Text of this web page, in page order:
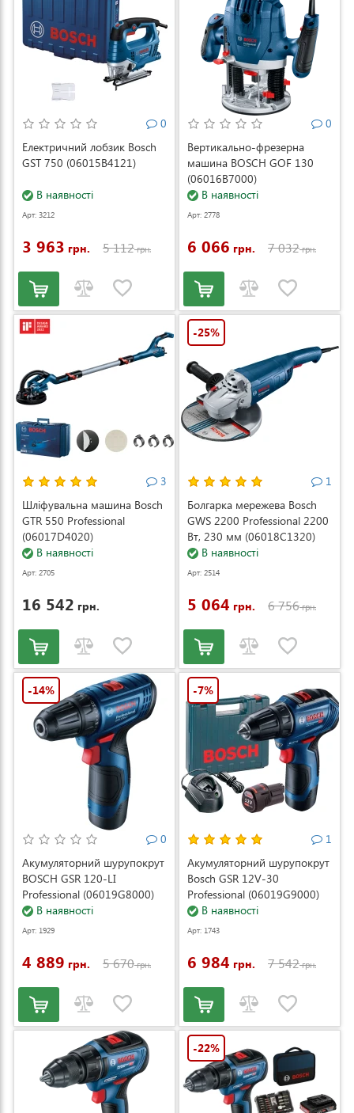
0
Електричний лобзик Bosch
GST 750 (06015B4121)
В наявності
Арт: 3212
3 963 грн. 5 112грн.
0
Вертикально-фрезерна
машина BOSCH GOF 130
(06016B7000)
В наявності
Арт: 2778
6 066 грн. 7 032грн.
3
Шліфувальна машина Bosch
GTR 550 Professional
(06017D4020)
В наявності
Арт: 2705
16 542 грн.
-25%
1
Болгарка мережева Bosch
GWS 2200 Professional 2200
Вт, 230 мм (06018C1320)
В наявності
Арт: 2514
5 064 грн. 6 756грн.
-14%
0
Акумуляторний шурупокрут
BOSCH GSR 120-LI
Professional (06019G8000)
В наявності
Арт: 1929
4 889 грн. 5 670грн.
-7%
1
Акумуляторний шурупокрут
Bosch GSR 12V-30
Professional (06019G9000)
В наявності
Арт: 1743
6 984 грн. 7 542грн.
-22%